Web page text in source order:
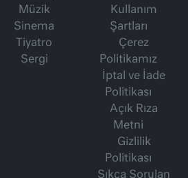
Müzik
Sinema
Tiyatro
Sergi
Kullanım
Şartları
Çerez
Politikamız
İptal ve İade
Politikası
Açık Rıza
Metni
Gizlilik
Politikası
Sıkça Sorulan